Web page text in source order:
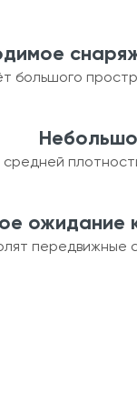
большого
ожидание
передвижные